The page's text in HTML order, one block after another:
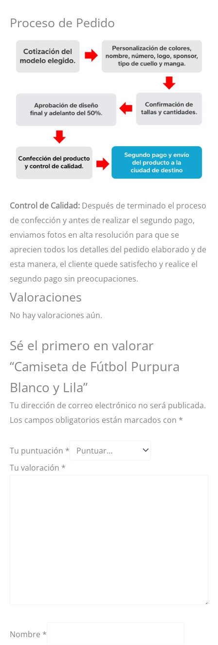
Proceso de Pedido
Control de Calidad: Después de terminado el proceso
de confección y antes de realizar el segundo pago,
enviamos fotos en alta resolución para que se
aprecien todos los detalles del pedido elaborado y de
esta manera, el cliente quede satisfecho y realice el
segundo pago sin preocupaciones.
Valoraciones
No hay valoraciones aún.
Sé el primero en valorar
“Camiseta de Fútbol Purpura
Blanco y Lila”
Tu dirección de correo electrónico no será publicada.
Los campos obligatorios están marcados con *
Tu puntuación *
Tu valoración *
Nombre *